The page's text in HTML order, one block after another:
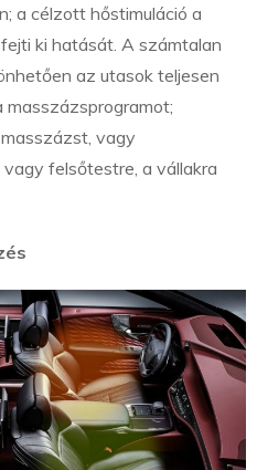
a célzott hőstimuláció a
ki hatását. A számtalan
az utasok teljesen
vagy
felsőtestre, a vállakra